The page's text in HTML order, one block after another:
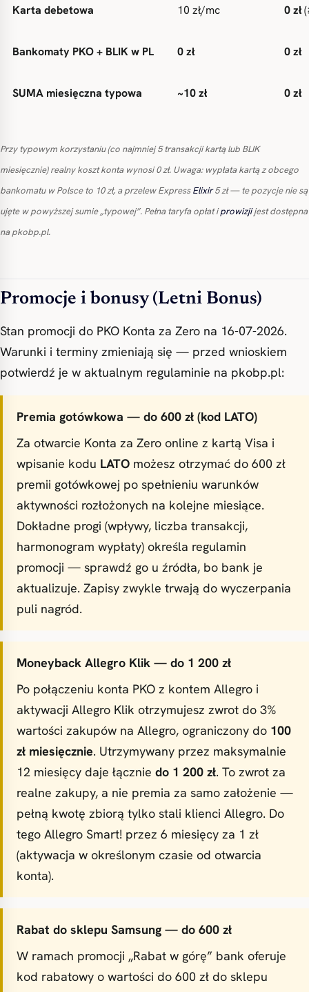
Karta debetowa 10 zł/mc 0 zł
Bankomaty PKO + BLIK w PL 0 zł 0 zł
SUMA miesięczna typowa ~10 zł 0 zł
Przy typowym korzystaniu (co najmniej 5 transakcji kartą lub BLIK
miesięcznie) realny koszt konta wynosi 0 zł. Uwaga: wypłata kartą z obcego
bankomatu w Polsce to 10 zł, a przelew ExpressElixir5 zł — te pozycje nie są
ujęte w powyższej sumie „typowej”. Pełna taryfa opłat iprowizjijest dostępna
na pkobp.pl.
Promocje i bonusy (Letni Bonus)
Stan promocji do PKO Konta za Zero na 16-07-2026.
Warunki i terminy zmieniają się — przed wnioskiem
potwierdź je w aktualnym regulaminie na pkobp.pl:
Premia gotówkowa — do 600 zł (kod LATO)
Za otwarcie Konta za Zero online z kartą Visa i
wpisanie kodu LATO możesz otrzymać do 600 zł
premii gotówkowej po spełnieniu warunków
aktywności rozłożonych na kolejne miesiące.
Dokładne progi (wpływy, liczba transakcji,
harmonogram wypłaty) określa regulamin
promocji — sprawdź go u źródła, bo bank je
aktualizuje. Zapisy zwykle trwają do wyczerpania
puli nagród.
Moneyback Allegro Klik — do 1 200 zł
Po połączeniu konta PKO z kontem Allegro i
aktywacji Allegro Klik otrzymujesz zwrot do 3%
wartości zakupów na Allegro, ograniczony do 100
zł miesięcznie. Utrzymywany przez maksymalnie
12 miesięcy daje łącznie do 1 200 zł. To zwrot za
realne zakupy, a nie premia za samo założenie —
pełną kwotę zbiorą tylko stali klienci Allegro. Do
tego Allegro Smart! przez 6 miesięcy za 1 zł
(aktywacja w określonym czasie od otwarcia
konta).
Rabat do sklepu Samsung — do 600 zł
W ramach promocji „Rabat w górę” bank oferuje
kod rabatowy o wartości do 600 zł do sklepu